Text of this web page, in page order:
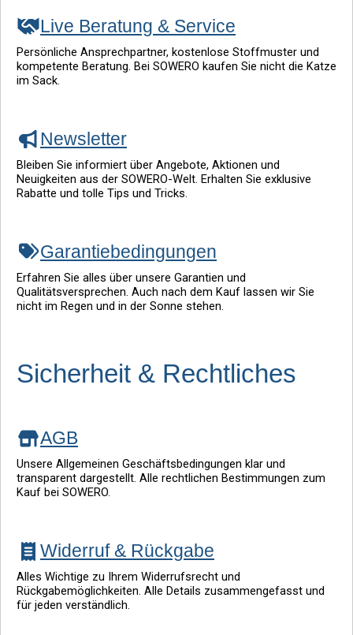
Live Beratung & Service
Persönliche Ansprechpartner, kostenlose Stoffmuster und
kompetente Beratung. Bei SOWERO kaufen Sie nicht die Katze
im Sack.
Newsletter
Bleiben Sie informiert über Angebote, Aktionen und
Neuigkeiten aus der SOWERO-Welt. Erhalten Sie exklusive
Rabatte und tolle Tips und Tricks.
Garantiebedingungen
Erfahren Sie alles über unsere Garantien und
Qualitätsversprechen. Auch nach dem Kauf lassen wir Sie
nicht im Regen und in der Sonne stehen.
Sicherheit & Rechtliches
AGB
Unsere Allgemeinen Geschäftsbedingungen klar und
transparent dargestellt. Alle rechtlichen Bestimmungen zum
Kauf bei SOWERO.
Widerruf & Rückgabe
Alles Wichtige zu Ihrem Widerrufsrecht und
Rückgabemöglichkeiten. Alle Details zusammengefasst und
für jeden verständlich.